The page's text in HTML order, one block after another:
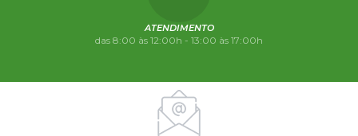
ATENDIMENTO
das 8:00 às 12:00h - 13:00 às 17:00h